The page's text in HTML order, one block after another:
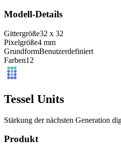
Modell-Details
Gittergröße32 x 32
Pixelgröße4 mm
GrundformBenutzerdefiniert
Farben12
Tessel Units
Stärkung der nächsten Generation
Produkt